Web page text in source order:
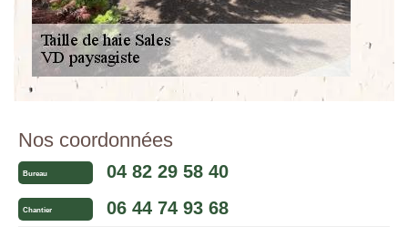
Nos coordonnées
Bureau 04 82 29 58 40
Chantier 06 44 74 93 68